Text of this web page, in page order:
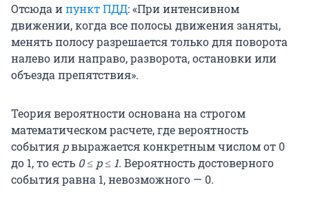
Отсюда ипункт ПДД: «При интенсивном
движении, когда все полосы движения заняты,
менять полосу разрешается только для поворота
налево или направо, разворота, остановки или
объезда препятствия».
Теория вероятности основана на строгом
математическом расчете, где вероятность
события pвыражается конкретным числом от 0
до 1, то есть 0 ≤ p ≤ 1. Вероятность достоверного
события равна 1, невозможного — 0.